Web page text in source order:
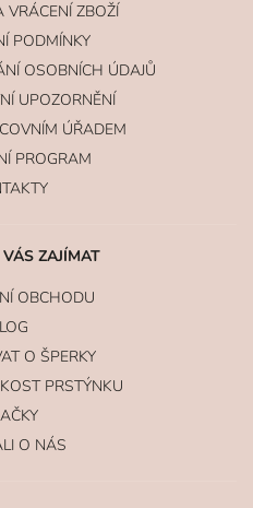
VRÁCENÍ ZBOŽÍ
PODMÍNKY
OSOBNÍCH ÚDAJŮ
UPOZORNĚNÍ
ÚŘADEM
PROGRAM
ZAJÍMAT
OBCHODU
O ŠPERKY
PRSTÝNKU
O NÁS